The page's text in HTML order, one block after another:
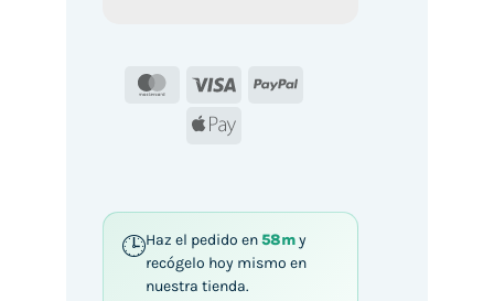
MasterCard
Visa
PayPal
Apple
Haz el pedido en58my
recógelo hoy mismo en
nuestra tienda.